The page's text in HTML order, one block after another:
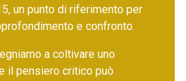
un punto di riferimento per
e confronto.
a coltivare uno
il pensiero critico può